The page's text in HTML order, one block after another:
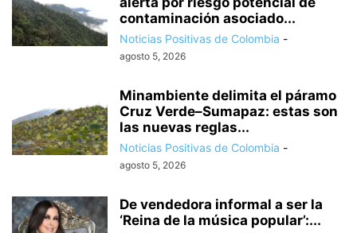
contaminación asociado...
Noticias Positivas de Colombia -
agosto 5, 2026
Minambiente delimita el páramo
Cruz Verde–Sumapaz: estas son
las nuevas reglas...
Noticias Positivas de Colombia -
agosto 5, 2026
De vendedora informal a ser la
‘Reina de la música popular’:...